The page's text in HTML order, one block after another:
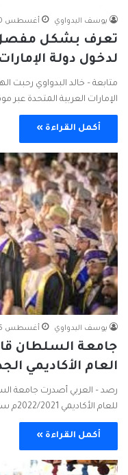
يوسف البدواوي أغسطس 30, 2021
تعرف بشكل مفصل
لدخول دولة
متابعة – خالد البدواوي رحبت
الإمارات العربية المتحدة
أكمل القراءة »
يوسف البدواوي أغسطس 25, 2021
جامعة السلطان
العام الأكاديمي
رصد – العربي أصدرت جامعة
للعام الأكاديمي 2022/2021م ستكون حضورية لكافة الطلبة، وذلك…
أكمل القراءة »